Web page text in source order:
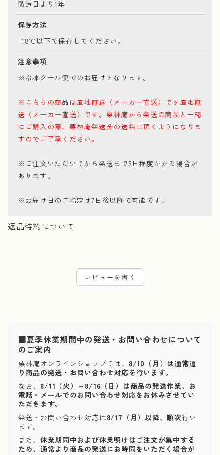
製造日より1年
保存方法
-18℃以下で保存してください。
注意事項
※冷凍クール便でのお届けとなります。
※こちらの商品は産地直送（メーカー直送）です産地直
送（メーカー直送）です。栗林庵から発送の商品と一緒
にご購入の際、栗林庵発送分の送料は頂くようになりま
すのでご了承ください。
※ご注文いただいてから発送まで5日程度かかる場合が
あります。
※お届け日のご指定は7日後以降で可能です。
返品特約について
レビューを書く
■夏季休業期間中の発送・お問い合わせについて
のご案内
栗林庵オンラインショップでは、 8/10（月）は通常通
り商品の発送・お問い合わせ対応を行います。
なお、 8/11（火）～8/16（日）は商品の発送作業、お
電話・メールでのお問い合わせ対応をお休みさせてい
ただきます。
発送・お問い合わせ対応は8/17（月）以降、順次行い
ます。
また、 休業期間中および休業明けはご注文が集中する
ため、通常より商品の発送にお時間をいただく場合が